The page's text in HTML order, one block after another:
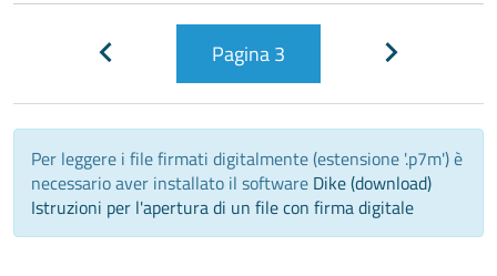
Pagina3
Per leggere i file firmati digitalmente (estensione '.p7m') è
necessario aver installato il software Dike (download)
Istruzioni per l'apertura di un file con firma digitale